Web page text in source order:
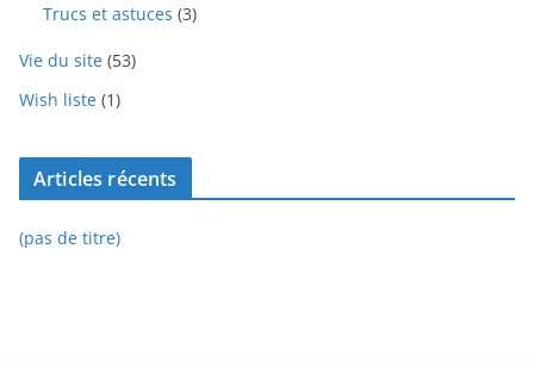
Trucs et astuces (3)
Vie du site (53)
Wish liste (1)
Articles récents
(pas de titre)